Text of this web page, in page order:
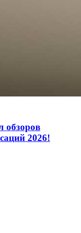
обзоров
2026!